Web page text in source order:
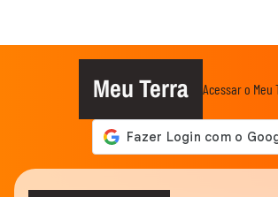
Meu Terra Acessar o